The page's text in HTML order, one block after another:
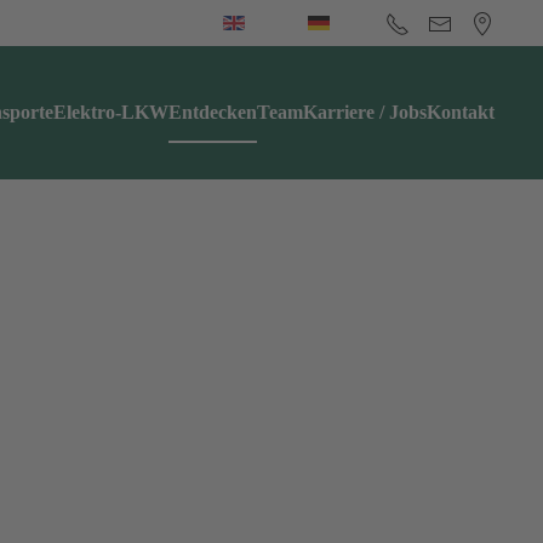
Elektro-LKWEntdeckenTeamKarriere / JobsKontakt